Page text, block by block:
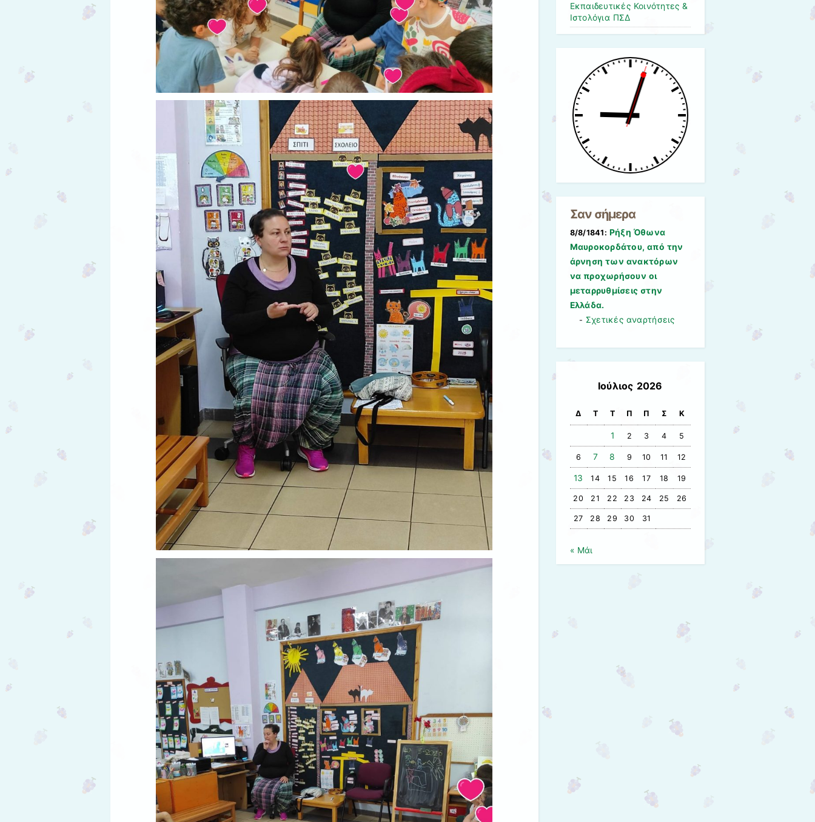
Εκπαιδευτικές Κοινότητες &
Ιστολόγια ΠΣΔ
Σαν σήμερα
8/8/1841: Ρήξη Όθωνα 
Μαυροκορδάτου, από την
άρνηση των ανακτόρων
να προχωρήσουν οι
μεταρρυθμίσεις στην
Ελλάδα.
- Σχετικές αναρτήσεις
Ιούλιος 2026
Δ Τ Τ Π Π Σ Κ
1 2 3 4 5
6 7 8 9 10 11 12
13 14 15 16 17 18 19
20 21 22 23 24 25 26
27 28 29 30 31
« Μάι